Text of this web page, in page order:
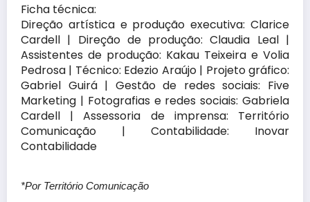
Ficha técnica:
Direção artística e produção executiva: Clarice
Cardell | Direção de produção: Claudia Leal |
Assistentes de produção: Kakau Teixeira e Volia
Pedrosa | Técnico: Edezio Araújo | Projeto gráfico:
Gabriel Guirá | Gestão de redes sociais: Five
Marketing | Fotografias e redes sociais: Gabriela
Cardell | Assessoria de imprensa: Território
Comunicação | Contabilidade: Inovar
Contabilidade
*Por Território Comunicação